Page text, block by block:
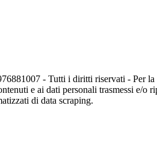
- Tutti i diritti riservati - Per
e ai dati personali trasmessi e/o
di data scraping.